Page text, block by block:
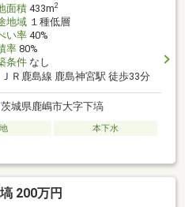
面積433m2
地域１種低層
い率40%
率80%
条件なし
ＪＲ鹿島線 鹿島神宮駅 徒歩33分
茨城県鹿嶋市大字下塙
本下水
200万円